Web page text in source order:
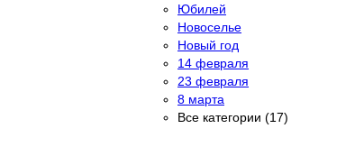
Юбилей
Новоселье
Новый год
14 февраля
23 февраля
8 марта
Все категории (17)